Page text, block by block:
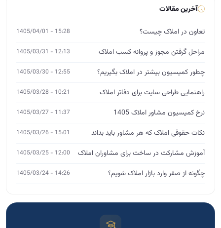
آخرین مقالات
تعاون در املاک چیست؟ 15:28 - 1405/04/01
مراحل گرفتن مجوز و پروانه کسب املاک 12:13 - 1405/03/31
چطور کمیسیون بیشتر در املاک بگیریم؟ 12:55 - 1405/03/30
راهنمایی طراحی سایت برای دفاتر املاک 10:21 - 1405/03/28
نرخ کمیسیون مشاور املاک 1405 11:37 - 1405/03/27
نکات حقوقی املاک که هر مشاور باید بداند 15:01 - 1405/03/26
آموزش مشارکت در ساخت برای مشاوران املاک 12:00 - 1405/03/25
چگونه از صفر وارد بازار املاک شویم؟ 14:26 - 1405/03/24